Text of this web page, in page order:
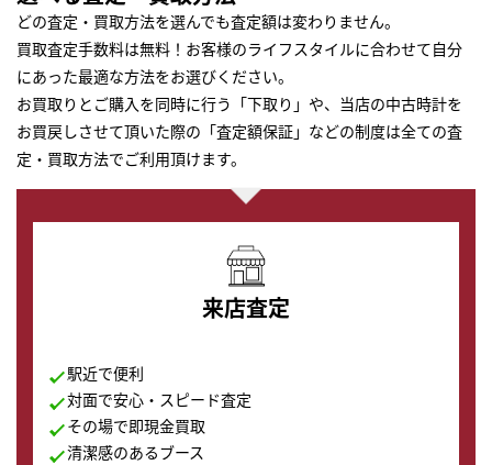
どの査定・買取方法を選んでも査定額は変わりません。
買取査定手数料は無料！お客様のライフスタイルに合わせて自分
にあった最適な方法をお選びください。
お買取りとご購入を同時に行う「下取り」や、当店の中古時計を
お買戻しさせて頂いた際の「査定額保証」などの制度は全ての査
定・買取方法でご利用頂けます。
来店査定
駅近で便利
対面で安心・スピード査定
その場で即現金買取
清潔感のあるブース